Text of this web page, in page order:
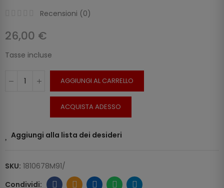
Recensioni (0)
26,00 €
Tasse incluse
AGGIUNGI AL CARRELLO
ACQUISTA ADESSO
Aggiungi alla lista dei desideri
SKU: 1810678M91/